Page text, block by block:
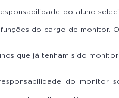
do aluno
funções do cargo de monitor.
que já tenham sido
do monitor